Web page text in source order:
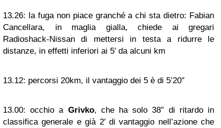
13.26: la fuga non piace granché a chi sta dietro: Fabian
Cancellara, in maglia gialla, chiede ai gregari
Radioshack-Nissan di mettersi in testa a ridurre le
distanze, in effetti inferiori ai 5′ da alcuni km
13.12: percorsi 20km, il vantaggio dei 5 è di 5’20″
13.00: occhio a Grivko, che ha solo 38″ di ritardo in
classifica generale e già 2′ di vantaggio nell’azione che